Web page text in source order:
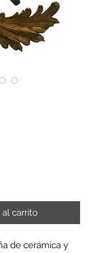
carrito
de cerámica y